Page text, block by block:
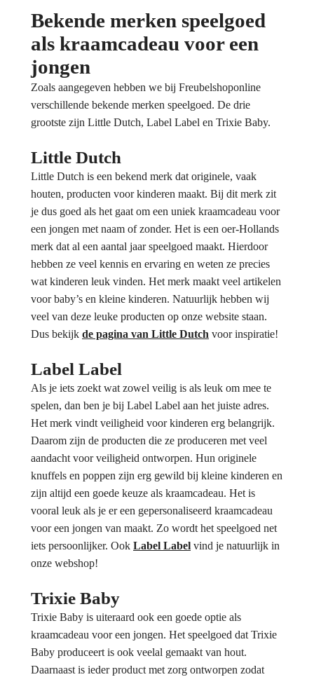
Bekende merken speelgoed
als kraamcadeau voor een
jongen
Zoals aangegeven hebben we bij Freubelshoponline
verschillende bekende merken speelgoed. De drie
grootste zijn Little Dutch, Label Label en Trixie Baby.
Little Dutch
Little Dutch is een bekend merk dat originele, vaak
houten, producten voor kinderen maakt. Bij dit merk zit
je dus goed als het gaat om een uniek kraamcadeau voor
een jongen met naam of zonder. Het is een oer-Hollands
merk dat al een aantal jaar speelgoed maakt. Hierdoor
hebben ze veel kennis en ervaring en weten ze precies
wat kinderen leuk vinden. Het merk maakt veel artikelen
voor baby’s en kleine kinderen. Natuurlijk hebben wij
veel van deze leuke producten op onze website staan.
Dus bekijk de pagina van Little Dutch voor inspiratie!
Label Label
Als je iets zoekt wat zowel veilig is als leuk om mee te
spelen, dan ben je bij Label Label aan het juiste adres.
Het merk vindt veiligheid voor kinderen erg belangrijk.
Daarom zijn de producten die ze produceren met veel
aandacht voor veiligheid ontworpen. Hun originele
knuffels en poppen zijn erg gewild bij kleine kinderen en
zijn altijd een goede keuze als kraamcadeau. Het is
vooral leuk als je er een gepersonaliseerd kraamcadeau
voor een jongen van maakt. Zo wordt het speelgoed net
iets persoonlijker. Ook Label Label vind je natuurlijk in
onze webshop!
Trixie Baby
Trixie Baby is uiteraard ook een goede optie als
kraamcadeau voor een jongen. Het speelgoed dat Trixie
Baby produceert is ook veelal gemaakt van hout.
Daarnaast is ieder product met zorg ontworpen zodat